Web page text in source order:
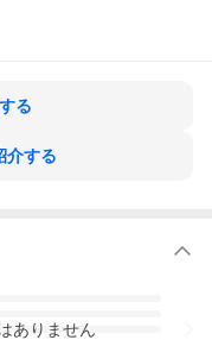
である「KISS」とのコ
ャツが入荷しました。
ンに仕上がっていま
雰囲気を楽しめます。
る
介する
ありません